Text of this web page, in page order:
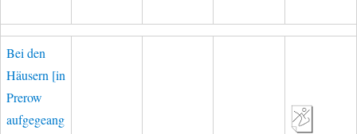
Bei den
Häusern [in
Prerow
aufgegeang